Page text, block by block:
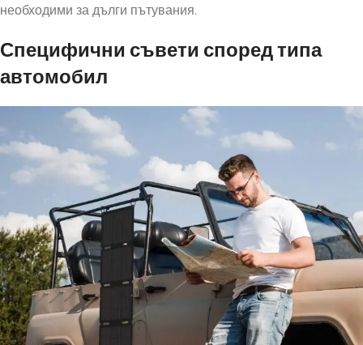
необходими за дълги пътувания.
Специфични съвети според типа
автомобил